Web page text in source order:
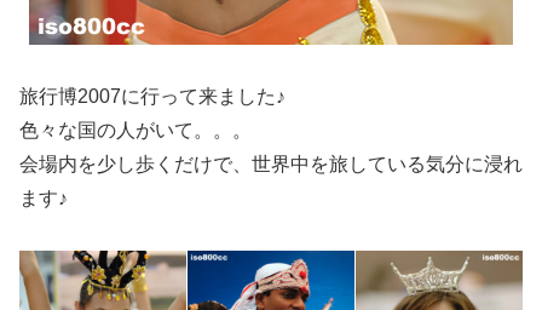
旅行博2007に行って来ました♪
色々な国の人がいて。。。
会場内を少し歩くだけで、世界中を旅している気分に浸れ
ます♪